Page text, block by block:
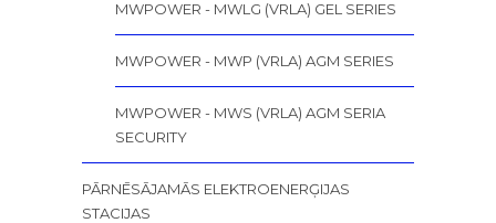
MWPOWER - MWLG (VRLA) GEL SERIES
MWPOWER - MWP (VRLA) AGM SERIES
MWPOWER - MWS (VRLA) AGM SERIA
SECURITY
PĀRNĒSĀJAMĀS ELEKTROENERĢIJAS
STACIJAS